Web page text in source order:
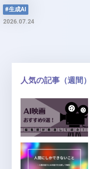
#生成AI
2026.07.24
人気の記事（週間）